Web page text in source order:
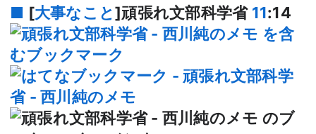
■ [大事なこと]頑張れ文部科学省 11:14